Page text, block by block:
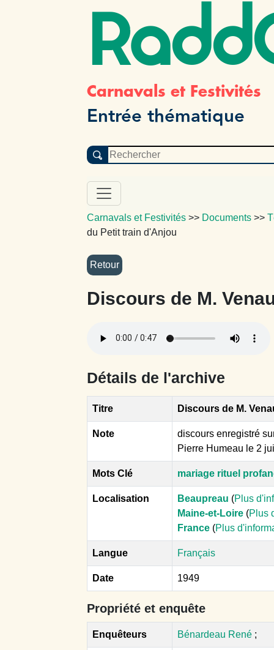
Carnavals et Festivités
Entrée thématique
Carnavals et Festivités >> Documents >>
du Petit train d'Anjou
Discours de M.
Détails de l'archive
Titre Discours de M.
Note
discours enregistré
Pierre Humeau le 2
Mots Clé mariage rituel
Localisation Beaupreau (Plus
Maine-et-Loire (Plus
France (Plus
Langue Français
Date 1949
Propriété et enquête
Enquêteurs Bénardeau René ;